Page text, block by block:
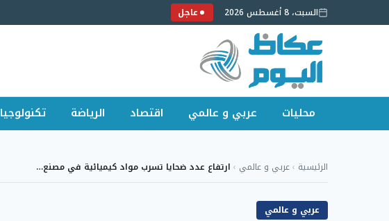
السبت، 8 أغسطس 2026 عاجل
محليات عربي و عالمي اقتصاد الرياضة تكنولوجيا
الرئيسية ›عربي و عالمي › ارتفاع عدد ضحايا تسرب مواد كيميائية في مصنع…
عربي و عالمي